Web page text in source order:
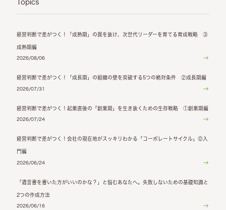
Topics
経営判断で差がつく！「成熟期」の罠を抜け、次世代リーダーを育てる育成戦略 ③
成熟期編
2026/08/06
経営判断で差がつく！「成長期」の組織の壁を突破する5つの絶対条件 ②成長期編
2026/07/31
経営判断で差がつく！起業直後の「創業期」を生き抜くための生存戦略 ①創業期編
2026/07/24
経営判断で差がつく！会社の現在地がスッキリわかる「コーポレートサイクル」⓪入
門編
2026/06/24
「遺言書を書いた方がいいのかな？」と悩むあなたへ。失敗しないための基礎知識と
2つの作成方法
2026/06/16